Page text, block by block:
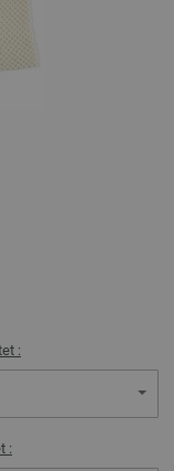
:
: